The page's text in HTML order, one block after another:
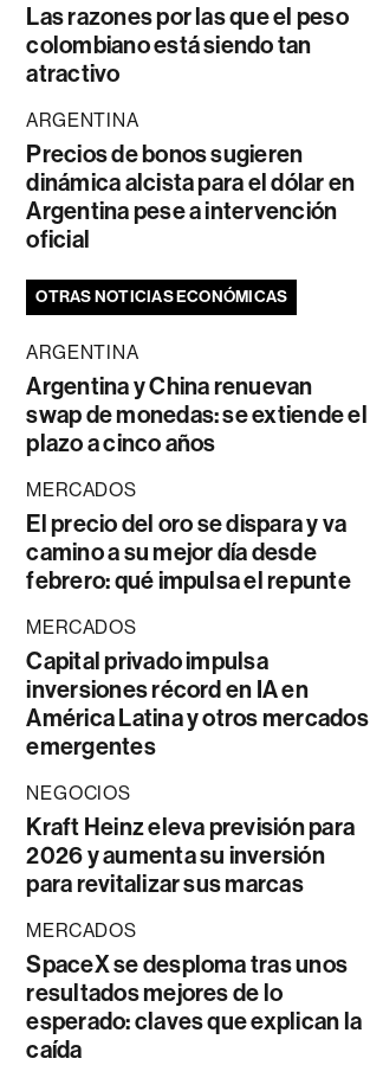
Las razones por las que el peso
colombiano está siendo tan
atractivo
ARGENTINA
Precios de bonos sugieren
dinámica alcista para el dólar en
Argentina pese a intervención
oficial
OTRAS NOTICIAS ECONÓMICAS
ARGENTINA
Argentina y China renuevan
swap de monedas: se extiende el
plazo a cinco años
MERCADOS
El precio del oro se dispara y va
camino a su mejor día desde
febrero: qué impulsa el repunte
MERCADOS
Capital privado impulsa
inversiones récord en IA en
América Latina y otros mercados
emergentes
NEGOCIOS
Kraft Heinz eleva previsión para
2026 y aumenta su inversión
para revitalizar sus marcas
MERCADOS
SpaceX se desploma tras unos
resultados mejores de lo
esperado: claves que explican la
caída